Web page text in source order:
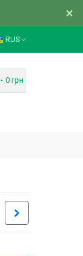
×
RUS
- 0 грн